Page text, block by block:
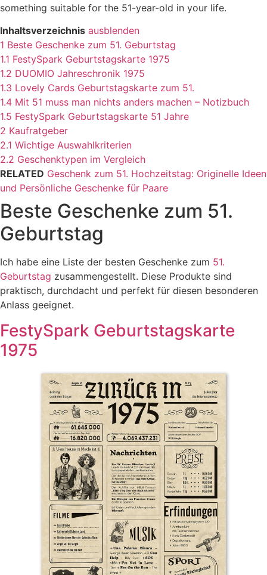
something suitable for the 51-year-old in your life.
Inhaltsverzeichnis ausblenden
1 Beste Geschenke zum 51. Geburtstag
1.1 FestySpark Geburtstagskarte 1975
1.2 DUOMIO Jahreschronik 1975
1.3 Lovely Cards Geburtstagskarte zum 51.
1.4 Mit 51 muss man nichts anders machen – Notizbuch
1.5 FestySpark Geburtstagskarte 51 Jahre
2 Kaufratgeber
2.1 Wichtige Auswahlkriterien
2.2 Geschenktypen im Vergleich
RELATED Geschenk zum 51. Hochzeitstag: Originelle Ideen
und Persönliche Geschenke für Paare
Beste Geschenke zum 51.
Geburtstag
Ich habe eine Liste der besten Geschenke zum 51.
Geburtstag zusammengestellt. Diese Produkte sind
praktisch, durchdacht und perfekt für diesen besonderen
Anlass geeignet.
FestySpark Geburtstagskarte
1975